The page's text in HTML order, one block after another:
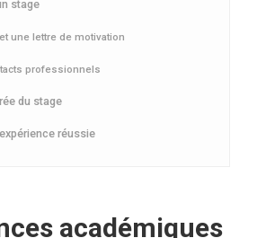
stage
une lettre de motivation
professionnels
du stage
réussie
académiques